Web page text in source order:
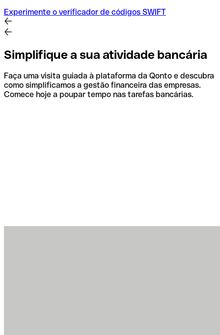
Experimente o verificador de códigos SWIFT
Simplifique a sua atividade bancária
Faça uma visita guiada à plataforma da Qonto e descubra
como simplificamos a gestão financeira das empresas.
Comece hoje a poupar tempo nas tarefas bancárias.